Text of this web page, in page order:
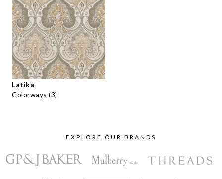
Latika
Colorways (3)
EXPLORE OUR BRANDS